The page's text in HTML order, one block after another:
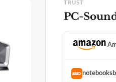
Separater
VORTEILE
✓ MP3-